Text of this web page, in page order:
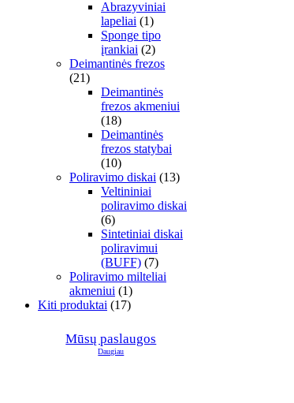
Abrazyviniai
lapeliai (1)
Sponge tipo
įrankiai (2)
Deimantinės frezos
(21)
Deimantinės
frezos akmeniui
(18)
Deimantinės
frezos statybai
(10)
Poliravimo diskai (13)
Veltininiai
poliravimo diskai
(6)
Sintetiniai diskai
poliravimui
(BUFF) (7)
Poliravimo milteliai
akmeniui (1)
Kiti produktai (17)
Mūsų paslaugos
Daugiau